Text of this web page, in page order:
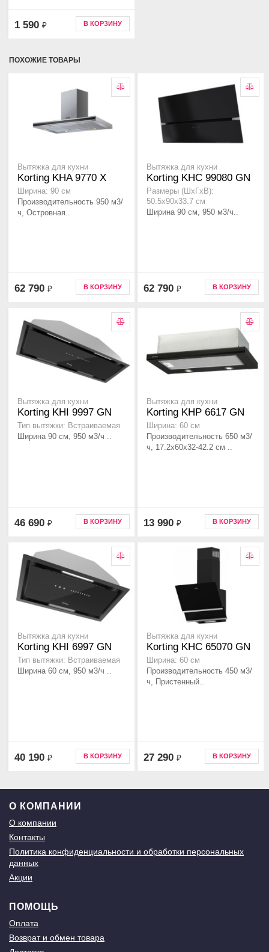
1 590 ₽ В КОРЗИНУ
ПОХОЖИЕ ТОВАРЫ
Вытяжка для кухни
Korting KHA 9770 X
Ширина: 90 см
Производительность 950 м3/
ч, Островная..
62 790 ₽ В КОРЗИНУ
Вытяжка для кухни
Korting KHC 99080 GN
Размеры (ШхГхВ):
50.5x90x33.7 см
Ширина 90 см, 950 м3/ч..
62 790 ₽ В КОРЗИНУ
Вытяжка для кухни
Korting KHI 9997 GN
Тип вытяжки: Встраиваемая
Ширина 90 см, 950 м3/ч ..
46 690 ₽ В КОРЗИНУ
Вытяжка для кухни
Korting KHP 6617 GN
Ширина: 60 см
Производительность 650 м3/
ч, 17.2x60х32-42.2 см ..
13 990 ₽ В КОРЗИНУ
Вытяжка для кухни
Korting KHI 6997 GN
Тип вытяжки: Встраиваемая
Ширина 60 см, 950 м3/ч ..
40 190 ₽ В КОРЗИНУ
Вытяжка для кухни
Korting KHC 65070 GN
Ширина: 60 см
Производительность 450 м3/
ч, Пристенный..
27 290 ₽ В КОРЗИНУ
О КОМПАНИИ
О компании
Контакты
Политика конфиденциальности и обработки персональных
данных
Акции
ПОМОЩЬ
Оплата
Возврат и обмен товара